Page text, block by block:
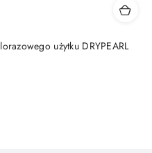
użytku DRYPEARL